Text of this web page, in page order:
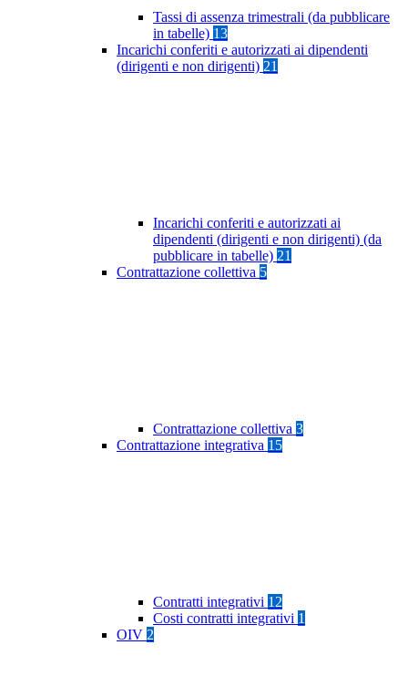
Tassi di assenza trimestrali (da pubblicare
in tabelle) 13
Incarichi conferiti e autorizzati ai dipendenti
(dirigenti e non dirigenti) 21
Incarichi conferiti e autorizzati ai
dipendenti (dirigenti e non dirigenti) (da
pubblicare in tabelle) 21
Contrattazione collettiva 5
Contrattazione collettiva 3
Contrattazione integrativa 15
Contratti integrativi 12
Costi contratti integrativi 1
OIV 2